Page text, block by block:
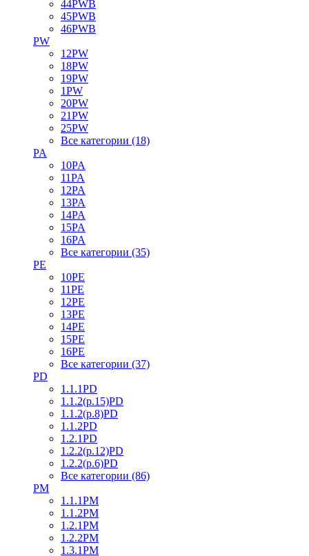
44PWB
45PWB
46PWB
PW
12PW
18PW
19PW
1PW
20PW
21PW
25PW
Все категории (18)
PA
10PA
11PA
12PA
13PA
14PA
15PA
16PA
Все категории (35)
PE
10PE
11PE
12PE
13PE
14PE
15PE
16PE
Все категории (37)
PD
1.1.1PD
1.1.2(р.15)PD
1.1.2(р.8)PD
1.1.2PD
1.2.1PD
1.2.2(р.12)PD
1.2.2(р.6)PD
Все категории (86)
PM
1.1.1PM
1.1.2PM
1.2.1PM
1.2.2PM
1.3.1PM